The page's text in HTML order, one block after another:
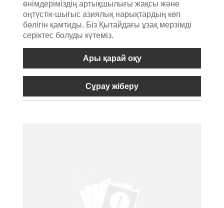
өнімдеріміздің артықшылығы жақсы және
оңтүстік-шығыс азиялық нарықтардың көп
бөлігін қамтиды. Біз Қытайдағы ұзақ мерзімді
серіктес болуды күтеміз.
Ары қарай оқу
Сұрау жіберу